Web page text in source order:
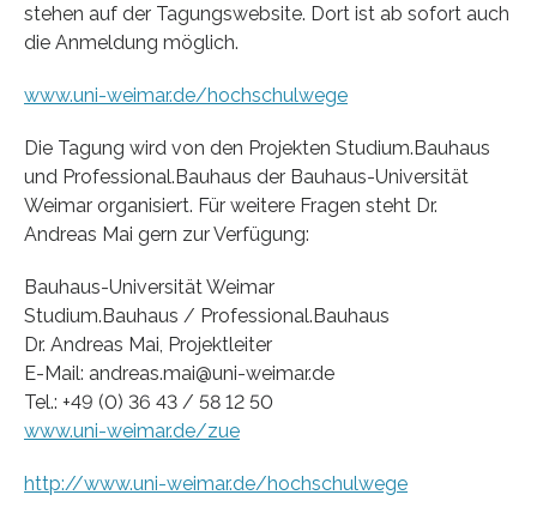
stehen auf der Tagungswebsite. Dort ist ab sofort auch
die Anmeldung möglich.
www.uni-weimar.de/hochschulwege
Die Tagung wird von den Projekten Studium.Bauhaus
und Professional.Bauhaus der Bauhaus-Universität
Weimar organisiert. Für weitere Fragen steht Dr.
Andreas Mai gern zur Verfügung:
Bauhaus-Universität Weimar
Studium.Bauhaus / Professional.Bauhaus
Dr. Andreas Mai, Projektleiter
E-Mail: andreas.mai@uni-weimar.de
Tel.: +49 (0) 36 43 / 58 12 50
www.uni-weimar.de/zue
http://www.uni-weimar.de/hochschulwege